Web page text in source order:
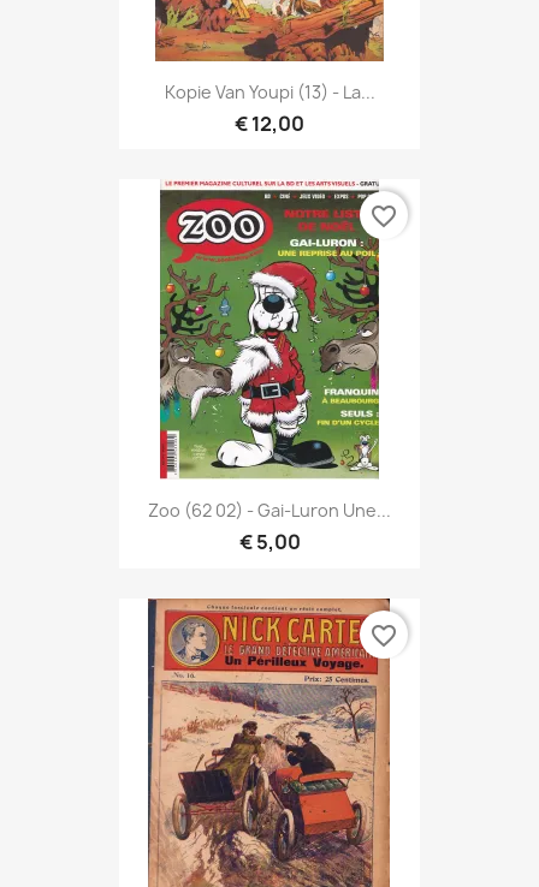
Kopie Van Youpi (13) - La...
€ 12,00
Zoo (62 02) - Gai-Luron Une...
€ 5,00
favorite_border
favorite_border